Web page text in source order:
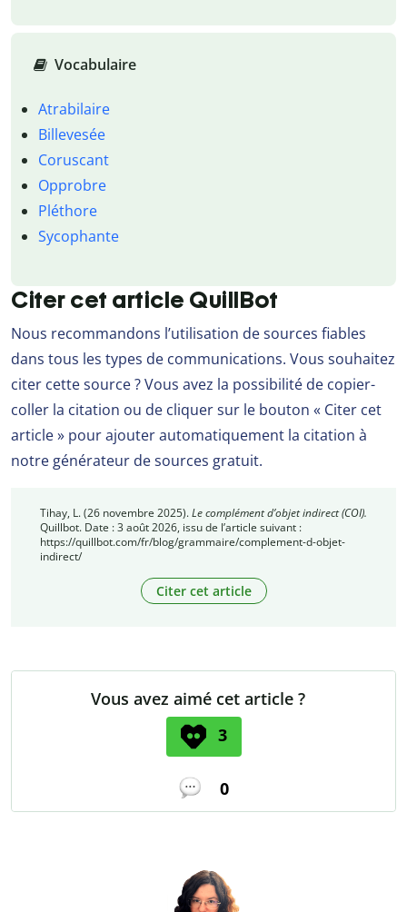
Vocabulaire
Atrabilaire
Billevesée
Coruscant
Opprobre
Pléthore
Sycophante
Citer cet article QuillBot
Nous recommandons l’utilisation de sources fiables
dans tous les types de communications. Vous souhaitez
citer cette source ? Vous avez la possibilité de copier-
coller la citation ou de cliquer sur le bouton « Citer cet
article » pour ajouter automatiquement la citation à
notre générateur de sources gratuit.
Tihay, L. (26 novembre 2025).Le complément d’objet indirect (COI).
Quillbot. Date : 3 août 2026, issu de l’article suivant :
https://quillbot.com/fr/blog/grammaire/complement-d-objet-
indirect/
Citer cet article
Vous avez aimé cet article ?
3
0